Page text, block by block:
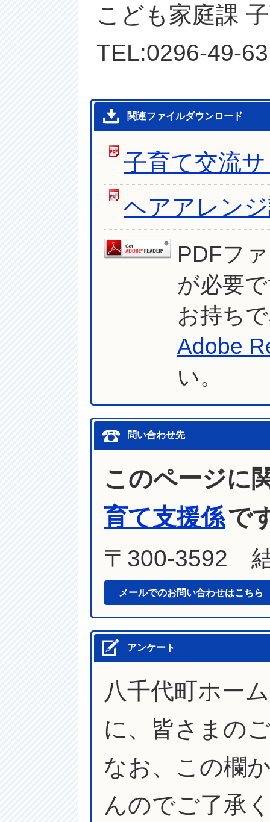
こども家庭課
TEL:0296-49-
関連ファイルダウンロード
子育て交流
ヘアアレン
PDFフ
が必要
お持ち
Adobe
い。
問い合わせ先
このページに
育て支援係で
〒300-3592
メールでのお問い合わせはこちら
アンケート
八千代町ホー
に、皆さまの
なお、この欄
んのでご了承